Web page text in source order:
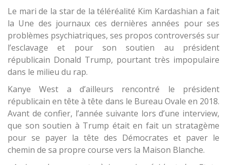
Le mari de la star de la téléréalité Kim Kardashian a fait
la Une des journaux ces dernières années pour ses
problèmes psychiatriques, ses propos controversés sur
l’esclavage et pour son soutien au président
républicain Donald Trump, pourtant très impopulaire
dans le milieu du rap.
Kanye West a d’ailleurs rencontré le président
républicain en tête à tête dans le Bureau Ovale en 2018.
Avant de confier, l’année suivante lors d’une interview,
que son soutien à Trump était en fait un stratagème
pour se payer la tête des Démocrates et paver le
chemin de sa propre course vers la Maison Blanche.